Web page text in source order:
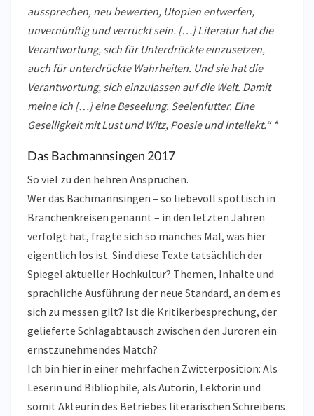
aussprechen, neu bewerten, Utopien entwerfen,
unvernünftig und verrückt sein. […] Literatur hat die
Verantwortung, sich für Unterdrückte einzusetzen,
auch für unterdrückte Wahrheiten. Und sie hat die
Verantwortung, sich einzulassen auf die Welt. Damit
meine ich […] eine Beseelung. Seelenfutter. Eine
Geselligkeit mit Lust und Witz, Poesie und Intellekt.“ *
Das Bachmannsingen 2017
So viel zu den hehren Ansprüchen.
Wer das Bachmannsingen – so liebevoll spöttisch in
Branchenkreisen genannt – in den letzten Jahren
verfolgt hat, fragte sich so manches Mal, was hier
eigentlich los ist. Sind diese Texte tatsächlich der
Spiegel aktueller Hochkultur? Themen, Inhalte und
sprachliche Ausführung der neue Standard, an dem es
sich zu messen gilt? Ist die Kritikerbesprechung, der
gelieferte Schlagabtausch zwischen den Juroren ein
ernstzunehmendes Match?
Ich bin hier in einer mehrfachen Zwitterposition: Als
Leserin und Bibliophile, als Autorin, Lektorin und
somit Akteurin des Betriebes literarischen Schreibens